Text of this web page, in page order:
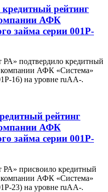
рейтинг
АФК
займа серии 001P-
РА» подтвердило кредитный
компании АФК «Система»
16) на уровне ruAA-.
рейтинг
АФК
займа серии 001P-
РА» присвоило кредитный
компании АФК «Система»
23) на уровне ruAA-.